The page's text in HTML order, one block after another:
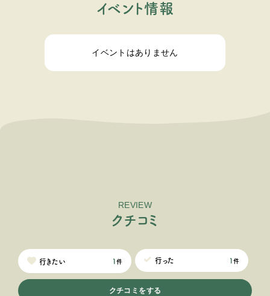
イベン ト情報
イベントはありません
REVIEW
ク チ コ ミ
行きたい 1件 行った 1件
クチコミをする